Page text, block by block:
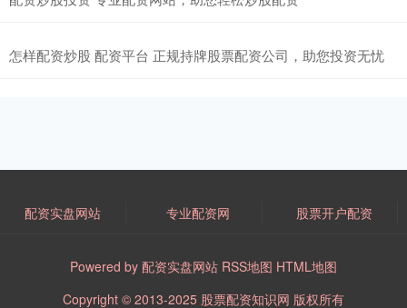
怎样配资炒股 配资平台 正规持牌股票配资公司，助您投资无忧
配资实盘网站 专业配资网 股票开户配资
Powered by 配资实盘网站 RSS地图 HTML地图
Copyright © 2013-2025 股票配资知识网 版权所有